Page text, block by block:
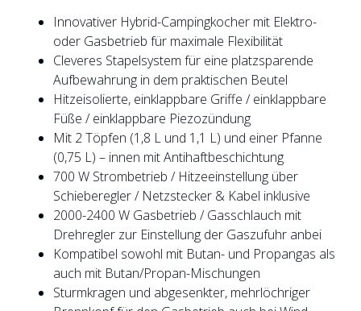
Innovativer Hybrid-Campingkocher mit Elektro-
oder Gasbetrieb für maximale Flexibilität
Cleveres Stapelsystem für eine platzsparende
Aufbewahrung in dem praktischen Beutel
Hitzeisolierte, einklappbare Griffe / einklappbare
Füße / einklappbare Piezozündung
Mit 2 Töpfen (1,8 L und 1,1 L) und einer Pfanne
(0,75 L) – innen mit Antihaftbeschichtung
700 W Strombetrieb / Hitzeeinstellung über
Schieberegler / Netzstecker & Kabel inklusive
2000-2400 W Gasbetrieb / Gasschlauch mit
Drehregler zur Einstellung der Gaszufuhr anbei
Kompatibel sowohl mit Butan- und Propangas als
auch mit Butan/Propan-Mischungen
Sturmkragen und abgesenkter, mehrlöchriger